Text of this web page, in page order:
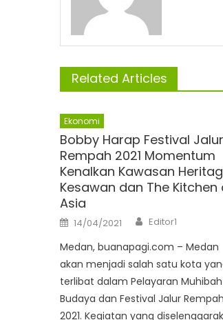
Related Articles
Ekonomi
Bobby Harap Festival Jalur
Rempah 2021 Momentum
Kenalkan Kawasan
Kesawan dan The Kitchen
Asia
Posted
on
14/04/2021 Author
Editor1
Medan, buanapagi.com – Medan
akan menjadi salah satu kota
terlibat dalam Pelayaran Muhibah
Budaya dan Festival Jalur Rempah
2021. Kegiatan yang